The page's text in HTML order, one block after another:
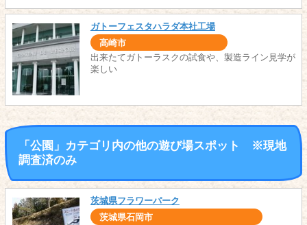
ガトーフェスタハラダ本社工場
高崎市
出来たてガトーラスクの試食や、製造ライン見学が
楽しい
「公園」カテゴリ内の他の遊び場スポット ※現地
調査済のみ
茨城県フラワーパーク
茨城県石岡市